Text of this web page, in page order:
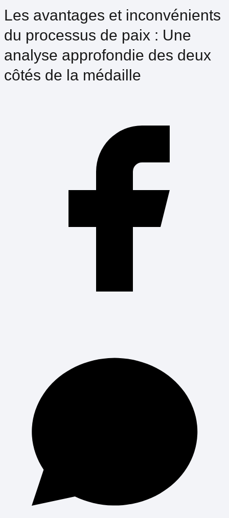
Les avantages et inconvénients
du processus de paix : Une
analyse approfondie des deux
côtés de la médaille